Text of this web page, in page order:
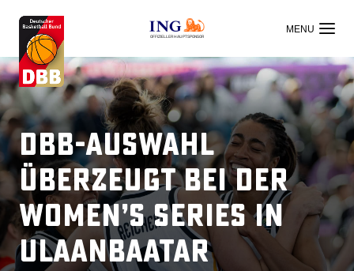
OFFIZIELLER HAUPTSPONSOR
DBB-Auswahl
überzeugt bei der
Women’s Series in
Ulaanbaatar